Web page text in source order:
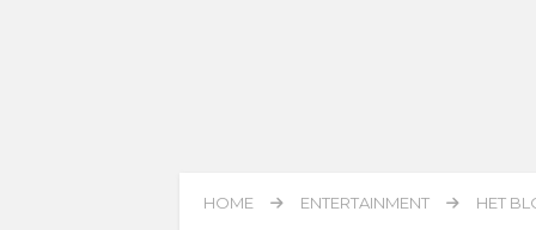
HOME ENTERTAINMENT HET